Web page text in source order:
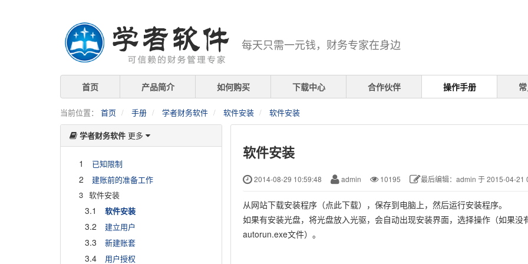
每天只需一元钱，财务专家在身边
首页 产品简介 如何购买 下载中心 合作伙伴 操作手册
当前位置： 首页 手册 学者财务软件 软件安装 软件安装
学者财务软件 更多
1 已知限制
2
建账前的准备工作
3 软件安装
3.1 软件安装
3.2 建立用户
3.3 新建账套
3.4
用户授权
软件安装
2014-08-29 10:59:48 admin 10195 最后编辑：admin 于 2015-04-21
从网站下载安装程序（点此下载），保存到电脑上，然后运行安装程序。
如果有安装光盘，将光盘放入光驱，会自动出现安装界面，选择操作（如果
autorun.exe文件）。